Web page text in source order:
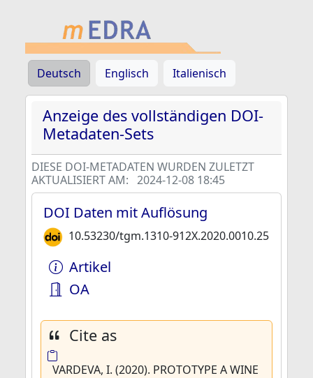
Deutsch Englisch Italienisch
Anzeige des vollständigen DOI-
Metadaten-Sets
DIESE DOI-METADATEN WURDEN ZULETZT
AKTUALISIERT AM: 2024-12-08 18:45
DOI Daten mit Auflösung
10.53230/tgm.1310-912X.2020.0010.25
Artikel
OA
Cite as
VARDEVA, I. (2020). PROTOTYPE A WINE